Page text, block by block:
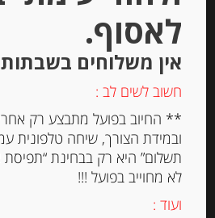
-
יחידות
לאסוף.
אין משלוחים בשבתות
חשוב לשים לב :
** החיוב בפועל מתבצע רק
ובמידת הצורך, שיחה טלפונית
תשלום” היא רק בבחינת “תפיסת
לא מחוייב בפועל !!!
ועוד :